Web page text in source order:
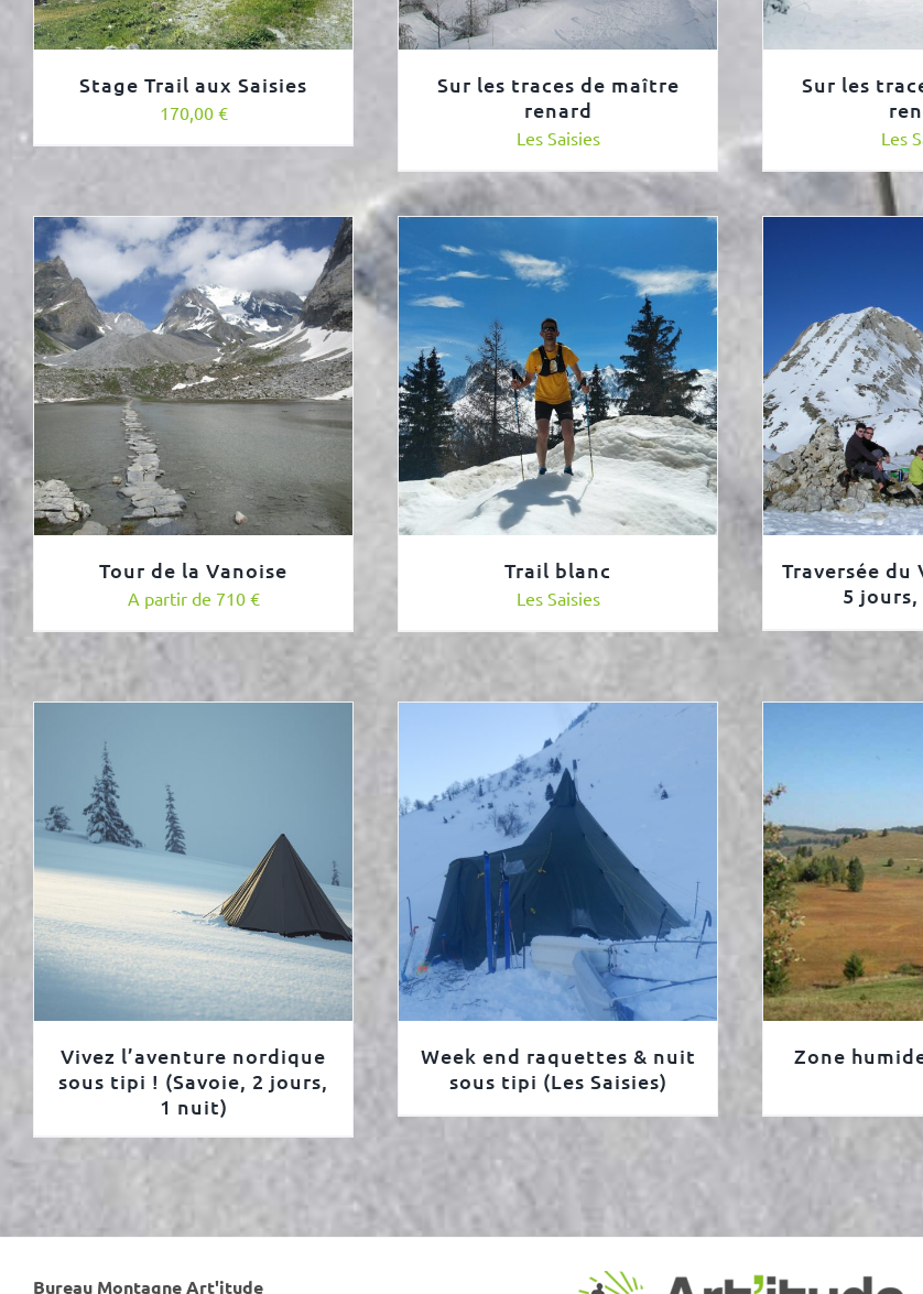
Stage Trail aux Saisies
170,00 €
Sur les traces de maître
renard
Les Saisies
Sur les
Les
Tour de la Vanoise
A partir de 710 €
Trail blanc
Les Saisies
Traversée du
5
Vivez l’aventure nordique
sous tipi ! (Savoie, 2 jours,
1 nuit)
Week end raquettes & nuit
sous tipi (Les Saisies)
Zone
Bureau Montagne Art'itude